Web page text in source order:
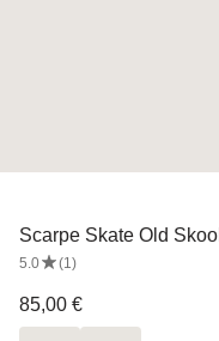
Scarpe Skate Old Skool
5.0 (1)
Visualizza 1 recensione
85,00 €